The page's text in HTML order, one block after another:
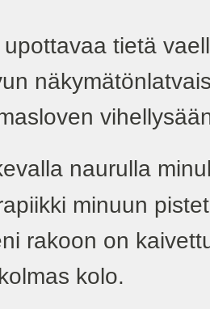
tietä
naurulla
minuun
rakoon on
kolo.